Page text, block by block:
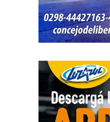
Por disposición de la
permanecen